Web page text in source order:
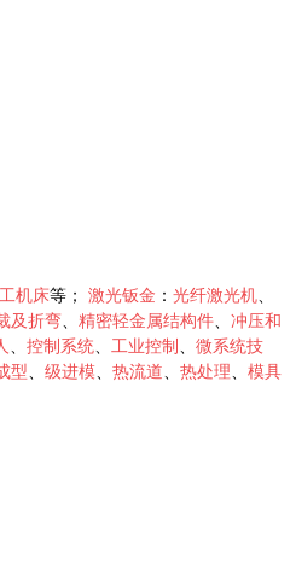
机床等； 激光钣金 ： 光纤激光机
及折弯 精密轻金属结构件
冲压和
控制系统 工业控制
微系统技
型 级进模 热流道 热处理
模具